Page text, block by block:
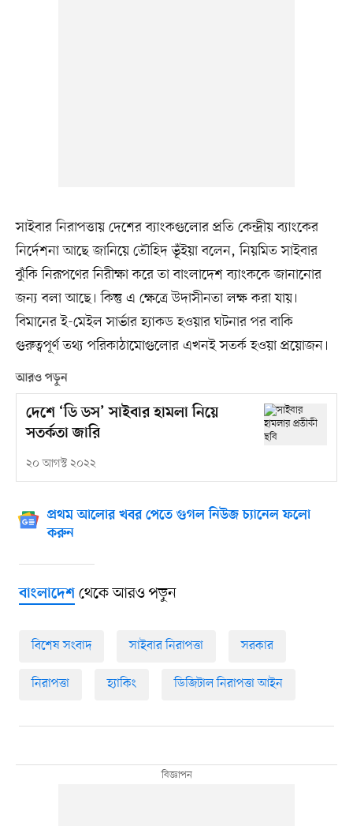
সাইবার নিরাপত্তায় দেশের ব্যাংকগুলোর প্রতি কেন্দ্রীয় ব্যাংকের
নির্দেশনা আছে জানিয়ে তৌহিদ ভূঁইয়া বলেন, নিয়মিত সাইবার
ঝুঁকি নিরূপণের নিরীক্ষা করে তা বাংলাদেশ ব্যাংককে জানানোর
জন্য বলা আছে। কিন্তু এ ক্ষেত্রে উদাসীনতা লক্ষ করা যায়।
বিমানের ই-মেইল সার্ভার হ্যাকড হওয়ার ঘটনার পর বাকি
গুরুত্বপূর্ণ তথ্য পরিকাঠামোগুলোর এখনই সতর্ক হওয়া প্রয়োজন।
আরও পড়ুন
দেশে ‘ডি ডস’ সাইবার হামলা নিয়ে
সতর্কতা জারি
২০ আগস্ট ২০২২
প্রথম আলোর খবর পেতে গুগল নিউজ চ্যানেল ফলো
করুন
বাংলাদেশথেকে আরও পড়ুন
বিশেষ সংবাদ সাইবার নিরাপত্তা সরকার
নিরাপত্তা হ্যাকিং ডিজিটাল নিরাপত্তা আইন